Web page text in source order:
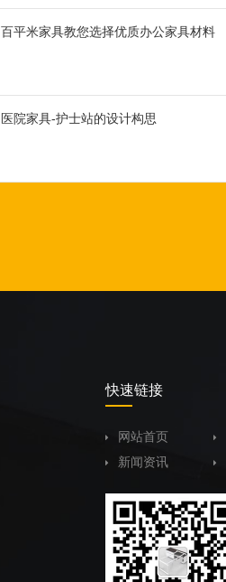
百平米家具教您选择优质办公家具材料
医院家具-护士站的设计构思
快速链接
网站首页
新闻资讯